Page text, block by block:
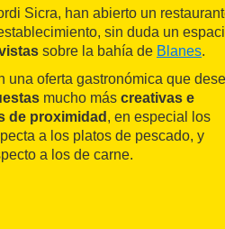
Sicra, han abierto un
sin duda un
sobre la bahía de Blanes.
una oferta gastronómica que
mucho más creativas e
de proximidad , en especial los
a los platos de pescado, y
a los de carne.